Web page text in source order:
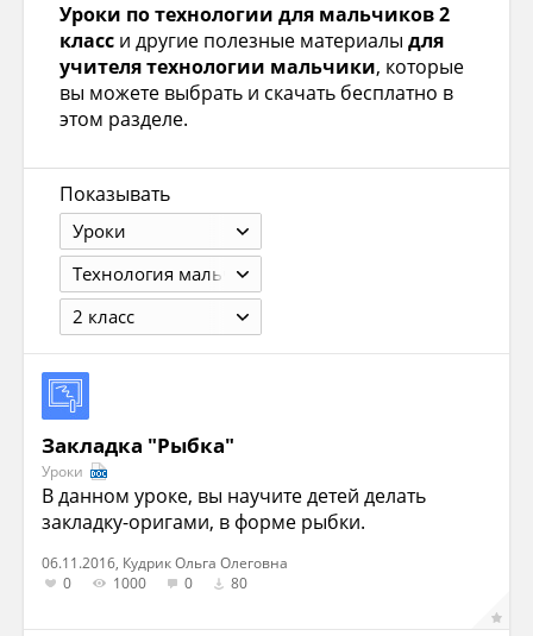
Уроки по технологии для мальчиков 2
класс и другие полезные материалы для
учителя технологии мальчики, которые
вы можете выбрать и скачать бесплатно в
этом разделе.
Показывать
Уроки
Технология мальчики
2 класс
Закладка "Рыбка"
Уроки
В данном уроке, вы научите детей делать
закладку-оригами, в форме рыбки.
06.11.2016, Кудрик Ольга Олеговна
0
1000 0 80